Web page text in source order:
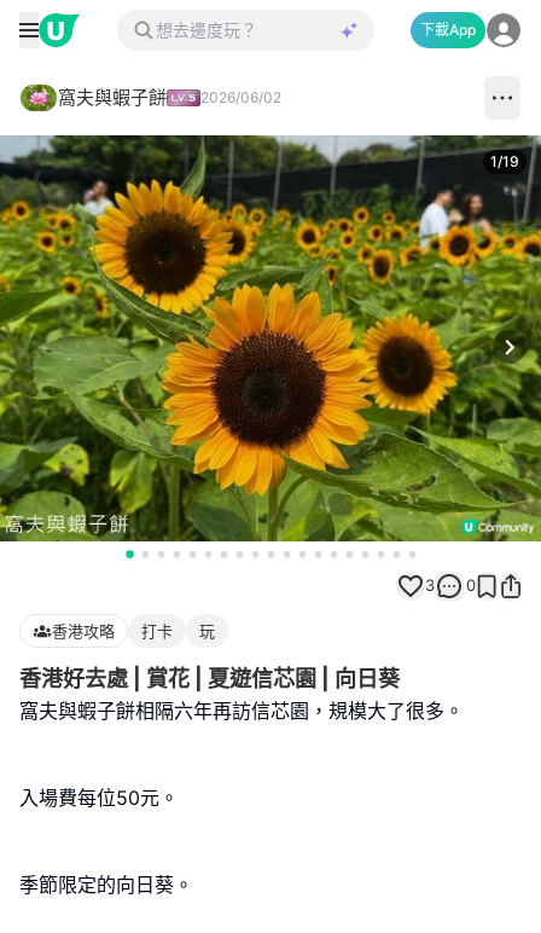
下載App
窩夫與蝦子餅 2026/06/02
1/19
3 0
香港攻略 打卡 玩
香港好去處 | 賞花 | 夏遊信芯園 | 向日葵
窩夫與蝦子餅相隔六年再訪信芯園，規模大了很多。
入場費每位50元。
季節限定的向日葵。